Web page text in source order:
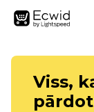
Viss,